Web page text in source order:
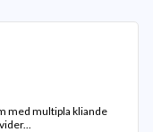
med multipla kliande